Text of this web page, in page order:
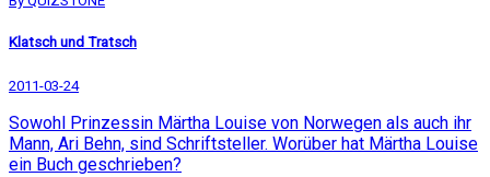
Klatsch und Tratsch
2011-03-24
Sowohl Prinzessin Märtha Louise von Norwegen als auch ihr
Mann, Ari Behn, sind Schriftsteller. Worüber hat Märtha Louise
ein Buch geschrieben?